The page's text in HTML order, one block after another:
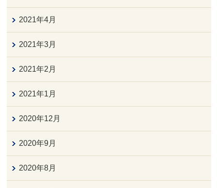
2021年4月
2021年3月
2021年2月
2021年1月
2020年12月
2020年9月
2020年8月